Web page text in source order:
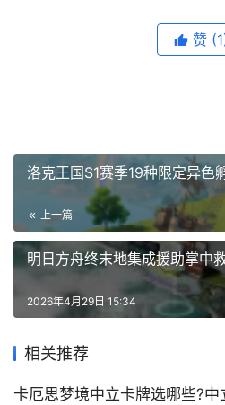
赞
洛克王国S1赛季19种限定异色
上一篇
明日方舟终末地集成援助掌中
2026年4月29日 15:34
相关推荐
卡厄思梦境中立卡牌选哪些?